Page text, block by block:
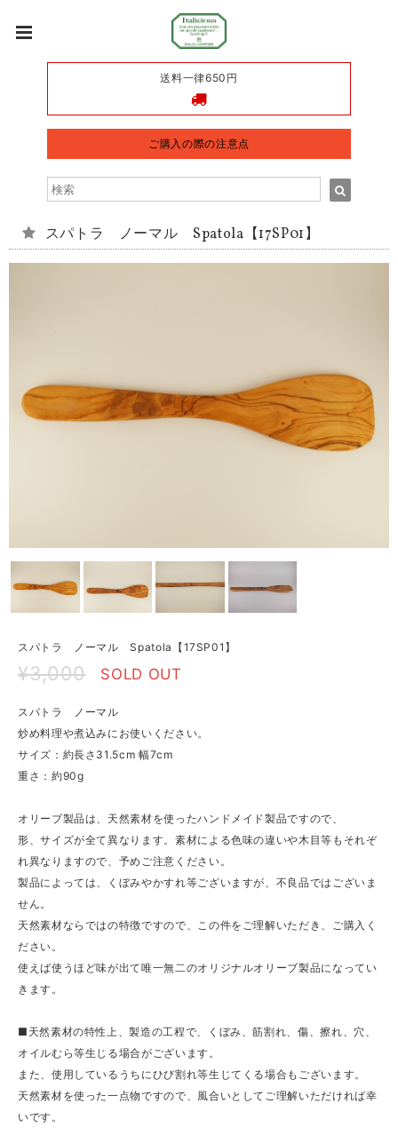
送料一律650円
ご購入の際の注意点
スパトラ ノーマル Spatola【17SP01】
スパトラ ノーマル Spatola【17SP01】
¥3,000 SOLD OUT
スパトラ ノーマル
炒め料理や煮込みにお使いください。
サイズ：約長さ31.5cm 幅7cm
重さ：約90g
オリーブ製品は、天然素材を使ったハンドメイド製品ですので、
形、サイズが全て異なります。素材による色味の違いや木目等もそれぞ
れ異なりますので、予めご注意ください。
製品によっては、くぼみやかすれ等ございますが、不良品ではございま
せん。
天然素材ならではの特徴ですので、この件をご理解いただき、ご購入く
ださい。
使えば使うほど味が出て唯一無二のオリジナルオリーブ製品になってい
きます。
■天然素材の特性上、製造の工程で、くぼみ、筋割れ、傷、擦れ、穴、
オイルむら等生じる場合がございます。
また、使用しているうちにひび割れ等生じてくる場合もございます。
天然素材を使った一点物ですので、風合いとしてご理解いただければ幸
いです。